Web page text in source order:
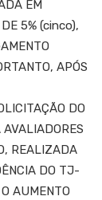
EM
5% (cinco),
APÓS
DO
REALIZADA
DO TJ-
AUMENTO